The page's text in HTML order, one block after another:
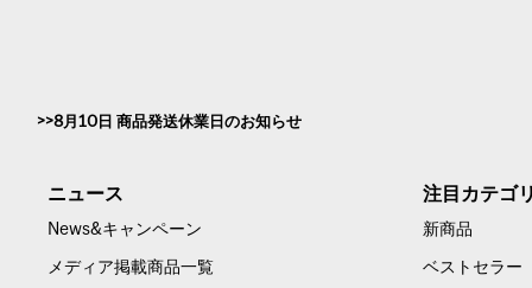
8月10日 商品発送休業日のお知らせ
ニュース
News&キャンペーン
メディア掲載商品一覧
注目カテゴ
新商品
ベストセラー